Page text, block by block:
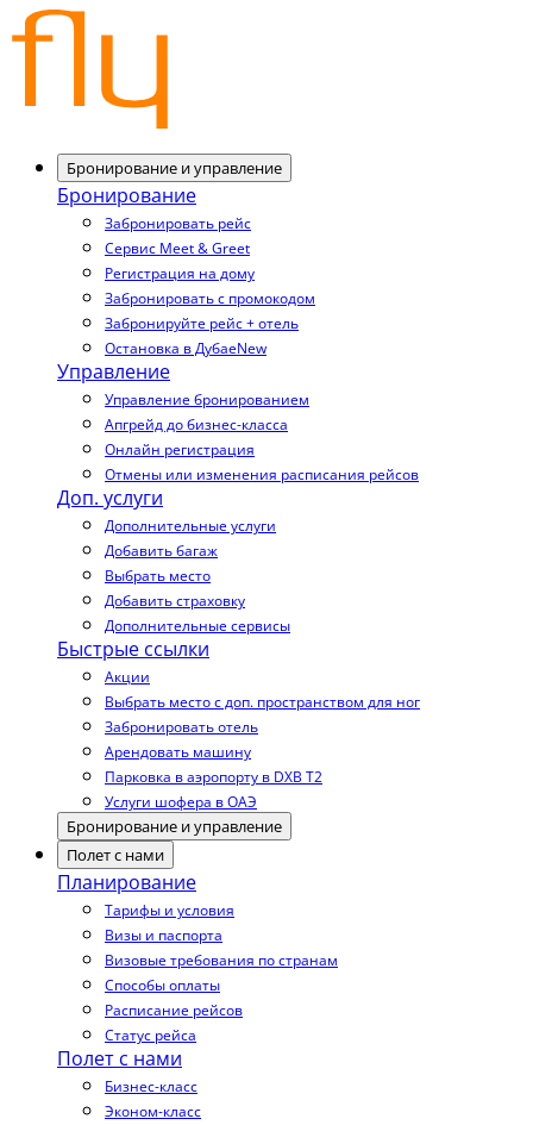
Бронирование и управление
Бронирование
Забронировать рейс
Сервис Meet & Greet
Регистрация на дому
Забронировать с промокодом
Забронируйте рейс + отель
Остановка в ДубаеNew
Управление
Управление бронированием
Апгрейд до бизнес-класса
Онлайн регистрация
Отмены или изменения расписания рейсов
Доп. услуги
Дополнительные услуги
Добавить багаж
Выбрать место
Добавить страховку
Дополнительные сервисы
Быстрые ссылки
Акции
Выбрать место с доп. пространством для ног
Забронировать отель
Арендовать машину
Парковка в аэропорту в DXB T2
Услуги шофера в ОАЭ
Бронирование и управление
Полет с нами
Планирование
Тарифы и условия
Визы и паспорта
Визовые требования по странам
Способы оплаты
Расписание рейсов
Статус рейса
Полет с нами
Бизнес-класс
Эконом-класс